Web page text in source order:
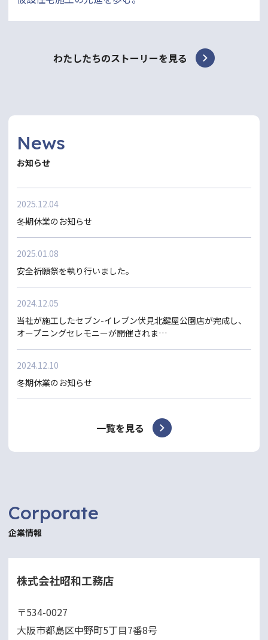
わたしたちのストーリーを見る
News
お知らせ
2025.12.04
冬期休業のお知らせ
2025.01.08
安全祈願祭を執り行いました。
2024.12.05
当社が施工したセブン-イレブン伏見北鍵屋公園店が完成し、
オープニングセレモニーが開催されま…
2024.12.10
冬期休業のお知らせ
一覧を見る
Corporate
企業情報
株式会社昭和工務店
〒534-0027
大阪市都島区中野町5丁目7番8号